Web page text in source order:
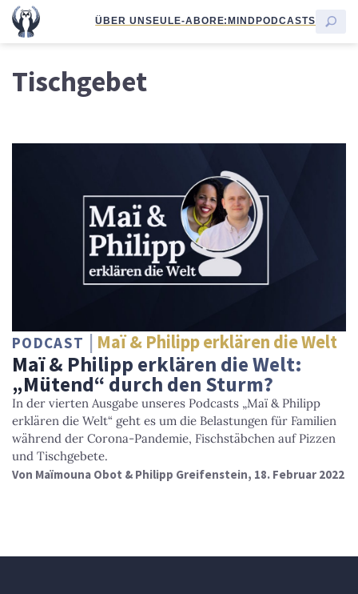
ÜBER UNSEULE-ABORE:MINDPODCASTS
Tischgebet
PODCAST Maï & Philipp erklären die Welt
Maï & Philipp erklären die Welt:
„Mütend“ durch den Sturm?
In der vierten Ausgabe unseres Podcasts „Maï & Philipp
erklären die Welt“ geht es um die Belastungen für Familien
während der Corona-Pandemie, Fischstäbchen auf Pizzen
und Tischgebete.
Von Maïmouna Obot & Philipp Greifenstein, 18. Februar 2022